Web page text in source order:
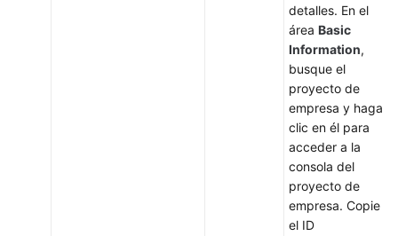
detalles. En el
área Basic
Information,
busque el
proyecto de
empresa y haga
clic en él para
acceder a la
consola del
proyecto de
empresa. Copie
el ID